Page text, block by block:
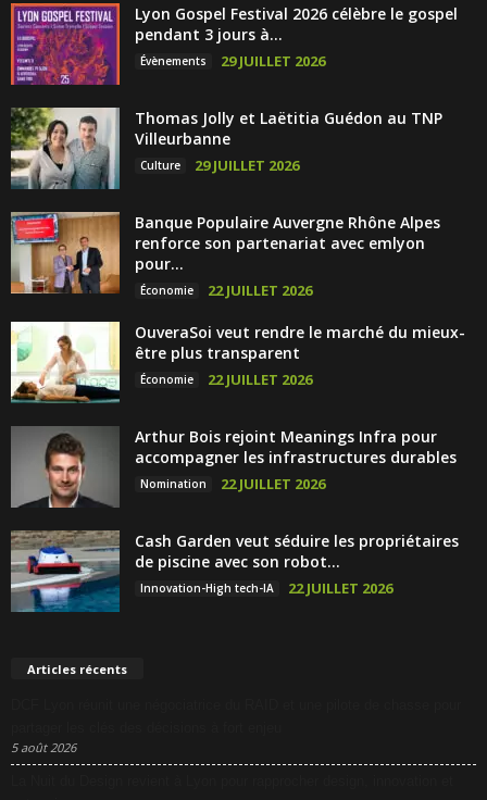
Lyon Gospel Festival 2026 célèbre le gospel
pendant 3 jours à...
Évènements 29 JUILLET 2026
Thomas Jolly et Laëtitia Guédon au TNP
Villeurbanne
Culture 29 JUILLET 2026
Banque Populaire Auvergne Rhône Alpes
renforce son partenariat avec emlyon
pour...
Économie 22 JUILLET 2026
OuveraSoi veut rendre le marché du mieux-
être plus transparent
Économie 22 JUILLET 2026
Arthur Bois rejoint Meanings Infra pour
accompagner les infrastructures durables
Nomination 22 JUILLET 2026
Cash Garden veut séduire les propriétaires
de piscine avec son robot...
Innovation-High tech-IA 22 JUILLET 2026
Articles récents
5 août 2026